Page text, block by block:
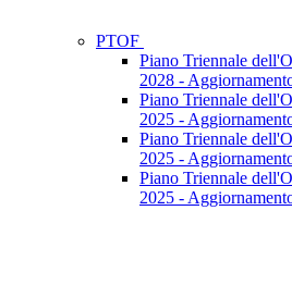
PTOF
Piano Triennale
2028 -
Piano Triennale
2025 -
Piano Triennale
2025 -
Piano Triennale
2025 -